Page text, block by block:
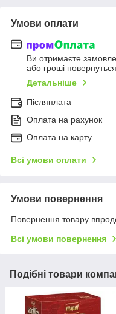
Умови оплати
Ви отримаєте
або гроші
Детальніше
Післяплата
Оплата на рахунок
Оплата на карту
Всі умови оплати
Умови повернення
Повернення товару
Всі умови повернення
Подібні товари